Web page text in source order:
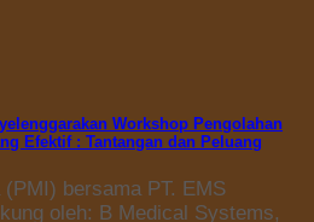
Workshop Pengolahan
Efektif : Tantangan dan Peluang
bersama PT. EMS
oleh: B Medical Systems,